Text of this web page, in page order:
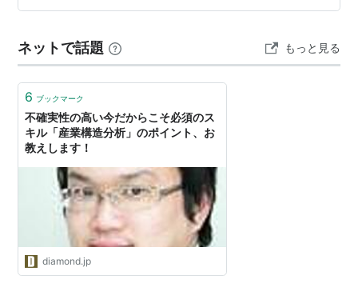
的を再度見てみよう。『“音楽で心を育む街”、“文化都市
力的な創造都市の形成を目指し実施されるものです。』
この中で『住み易…
ネットで話題 もっと見る
6 ブックマーク
不確実性の高い今だからこそ必須のス
キル「産業構造分析」のポイント、お
教えします！
diamond.jp